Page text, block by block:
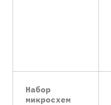
Набор
микросхем